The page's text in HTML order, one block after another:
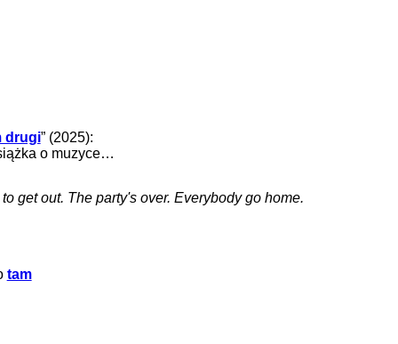
drugi” (2025):
o muzyce…
get out. The party's over. Everybody go home.
tam